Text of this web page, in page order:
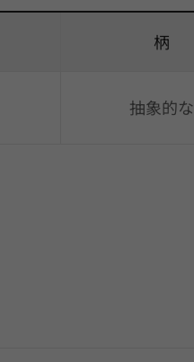
柄
抽象的な